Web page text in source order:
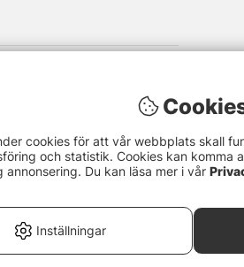
cookies för att vår webbplats skall
och statistik. Cookies kan komma
annonsering. Du kan läsa mer i vår
Inställningar